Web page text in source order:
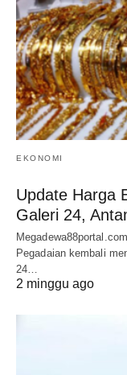
EKONOMI
Update Harga
Galeri 24,
Pegadaian kembali
24…
2 minggu ago